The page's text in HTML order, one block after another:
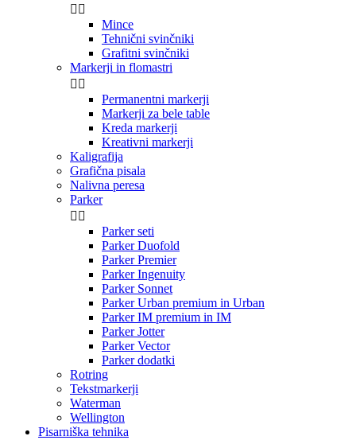
 
Mince
Tehnični svinčniki
Grafitni svinčniki
Markerji in flomastri
 
Permanentni markerji
Markerji za bele table
Kreda markerji
Kreativni markerji
Kaligrafija
Grafična pisala
Nalivna peresa
Parker
 
Parker seti
Parker Duofold
Parker Premier
Parker Ingenuity
Parker Sonnet
Parker Urban premium in Urban
Parker IM premium in IM
Parker Jotter
Parker Vector
Parker dodatki
Rotring
Tekstmarkerji
Waterman
Wellington
Pisarniška tehnika